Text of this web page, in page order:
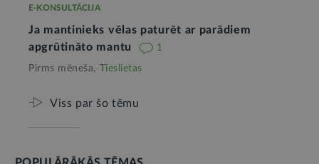
E-KONSULTĀCIJA
Ja mantinieks vēlas paturēt ar parādiem
apgrūtināto mantu
1
Pirms mēneša, Tieslietas
Viss par šo tēmu